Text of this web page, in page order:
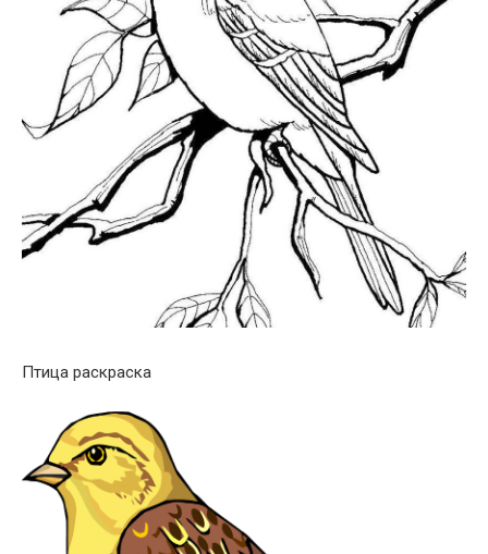
Птица раскраска